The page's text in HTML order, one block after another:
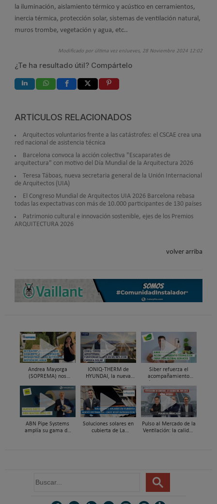
la iluminación, aislamiento térmico y acústico en cerramientos,
inercia térmica, protección solar, sistemas de ventilación natural,
muros trombe, vegetación y agua, etc..
Modificado por última vez enJueves, 28 Noviembre 2024 12:02
¿Te ha resultado útil? Compártelo
ARTÍCULOS RELACIONADOS
Arquitectos voluntarios frente a las catástrofes: el CSCAE crea una
red nacional de asistencia técnica
Barcelona convoca la acción colectiva "Escaparates de
arquitectura" con motivo del Día Mundial de la Arquitectura 2026
Teresa Táboas, nueva secretaria general de la Unión Internacional
de Arquitectos (UIA)
El Congreso Mundial de Arquitectos UIA 2026 Barcelona rebasa
todas las expectativas con más de 10.000 participantes de 130 países
Patrimonio cultural e innovación sostenible, ejes de los Premios
ARQUITECTURA 2026
volver arriba
Andrea Mayorga
(SOPREMA) nos
cubierta azul-verde
IONIQ-THERM de
HYUNDAI, la nueva
funcionar hasta en un
98% con energía solar
Siber refuerza el
acompañamiento
soporte al instalador
con Global Services
ABN Pipe Systems
amplía su gama de
Soluciones solares en
cubierta de La
Pulso al Mercado de la
Ventilación: la calidad
u